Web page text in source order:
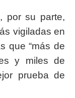
por su parte,
vigiladas en
que “más de
y miles de
prueba de